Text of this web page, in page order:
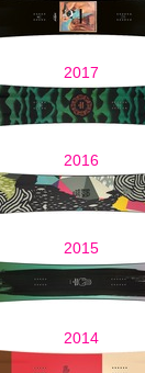
2017
2016
2015
2014